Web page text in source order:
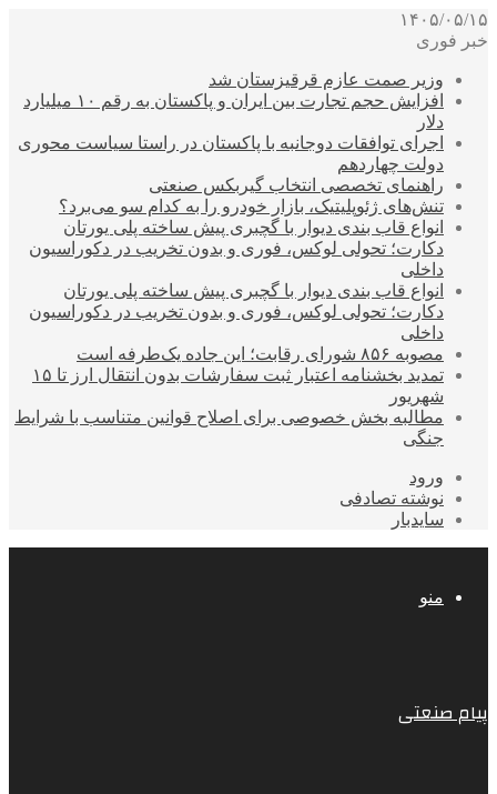
۱۴۰۵/۰۵/۱۵
خبر فوری
وزیر صمت عازم قرقیزستان شد
افزایش حجم تجارت بین ایران و پاکستان به رقم ۱۰ میلیارد
دلار
اجرای توافقات دوجانبه با پاکستان در راستا سیاست محوری
دولت چهاردهم
راهنمای تخصصی انتخاب گیربکس صنعتی
تنش‌های ژئوپلیتیک، بازار خودرو را به کدام سو می‌برد؟
انواع قاب بندی دیوار با گچبری پیش ساخته پلی یورتان
دکارت؛ تحولی لوکس، فوری و بدون تخریب در دکوراسیون
داخلی
انواع قاب بندی دیوار با گچبری پیش ساخته پلی یورتان
دکارت؛ تحولی لوکس، فوری و بدون تخریب در دکوراسیون
داخلی
مصوبه ۸۵۶ شورای رقابت؛ این جاده یک‌طرفه است
تمدید بخشنامه اعتبار ثبت سفارشات بدون انتقال ارز تا ۱۵
شهریور
مطالبه بخش خصوصی برای اصلاح قوانین متناسب با شرایط
جنگی
ورود
نوشته تصادفی
سایدبار
منو
پیام صنعتی